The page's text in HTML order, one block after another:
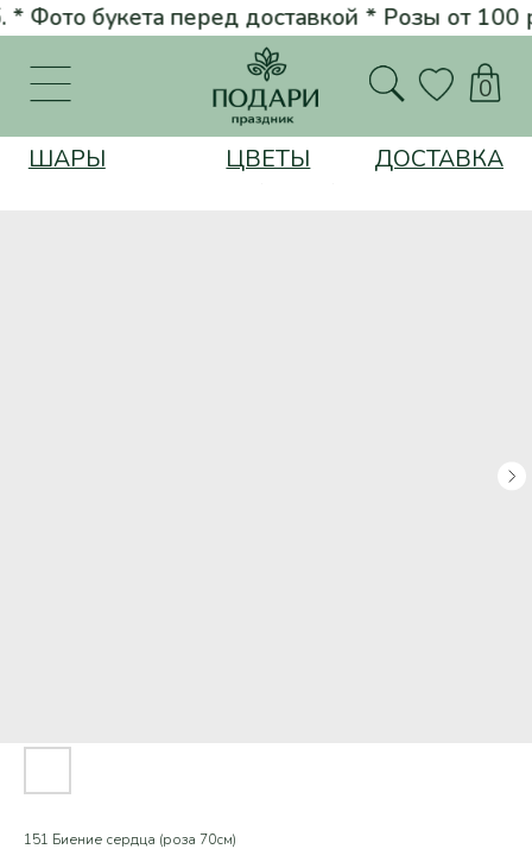
Фото букета перед доставкой * Розы от 100 руб. * Стильные
ДОСТАВКА
ЦВЕТЫ
151 Биение сердца (роза 70см)
151 Биение сердца (роза 70см)